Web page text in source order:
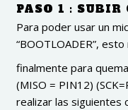
PASO 1 : SUBIR
Para poder usar un
“BOOTLOADER”,
finalmente para
(MISO = PIN12)
realizar las siguientes